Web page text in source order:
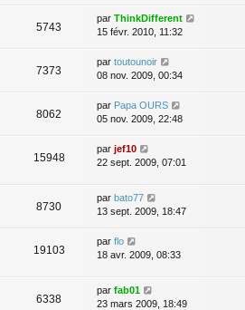
5743
par ThinkDifferent
15 févr. 2010, 11:32
7373
par toutounoir
08 nov. 2009, 00:34
8062
par Papa OURS
05 nov. 2009, 22:48
15948
par jef10
22 sept. 2009, 07:01
8730
par bato77
13 sept. 2009, 18:47
19103
par flo
18 avr. 2009, 08:33
6338
par fab01
23 mars 2009, 18:49